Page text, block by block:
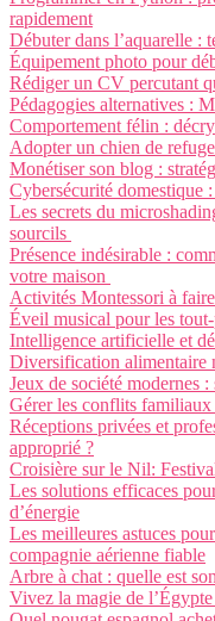
rapidement
Débuter dans l’aquarelle :
Équipement photo pour
Rédiger un CV percutant
Pédagogies alternatives :
Comportement félin :
Adopter un chien de
Monétiser son blog :
Cybersécurité domestique
Les secrets du
sourcils
Présence indésirable :
votre maison
Activités Montessori à
Éveil musical pour les
Intelligence artificielle et
Diversification alimentaire
Jeux de société modernes
Gérer les conflits
Réceptions privées et
approprié ?
Croisière sur le Nil:
Les solutions efficaces
d’énergie
Les meilleures astuces
compagnie aérienne fiable
Arbre à chat : quelle est
Vivez la magie de